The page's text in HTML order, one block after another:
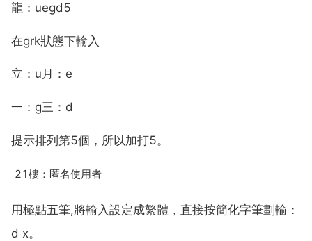
龍：uegd5
在grk狀態下輸入
立：u月：e
一：g三：d
提示排列第5個，所以加打5。
21樓：匿名使用者
用極點五筆,將輸入設定成繁體，直接按簡化字筆劃輸：
d x。